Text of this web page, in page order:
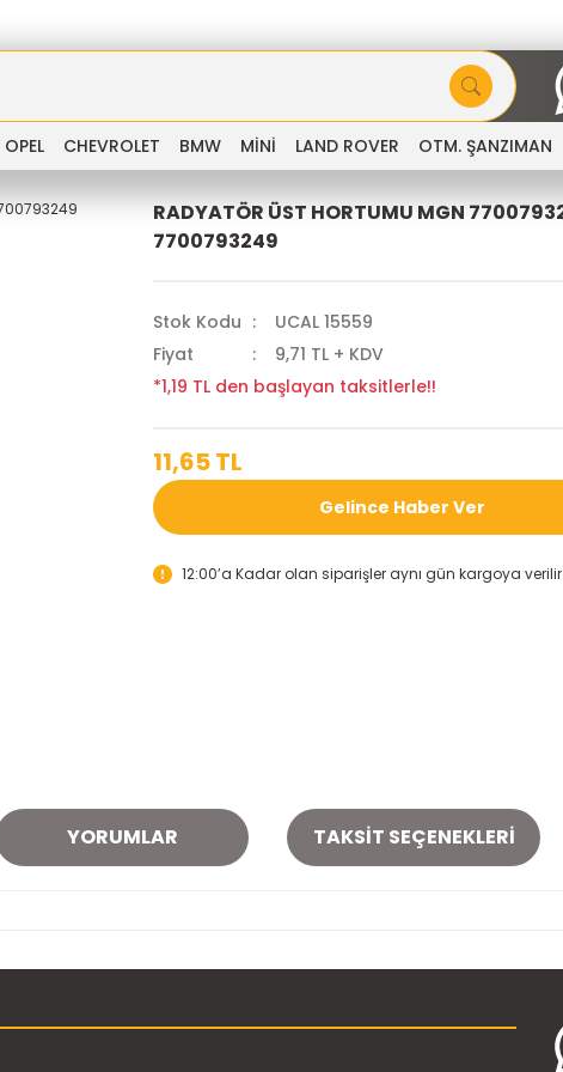
OPEL CHEVROLET BMW MİNİ LAND ROVER OTM. ŞANZIMAN
RADYATÖR ÜST HORTUMU MGN
7700793249
Stok Kodu
UCAL 15559
Fiyat
9,71 TL + KDV
*1,19 TL den başlayan taksitlerle!!
11,65 TL
Gelince Haber Ver
12:00’a Kadar olan siparişler aynı gün kargoya verilir
YORUMLAR TAKSIT SEÇENEKLERI
Bu ürüne ilk yorumu siz yapın!